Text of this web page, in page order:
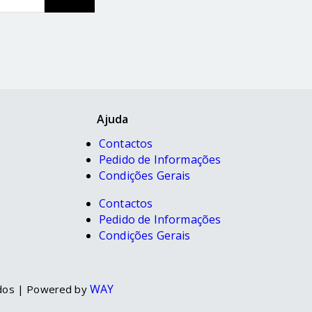
Ajuda
Contactos
Pedido de Informações
Condições Gerais
Contactos
Pedido de Informações
Condições Gerais
| Powered by WAY